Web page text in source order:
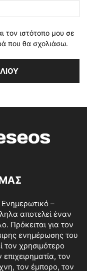
τον ιστότοπο μου σε
που θα σχολιάσω.
–
αποτελεί έναν
Πρόκειται για τον
ενημέρωσης του
τον χρησιμότερο
τον
τον έμπορο, τον